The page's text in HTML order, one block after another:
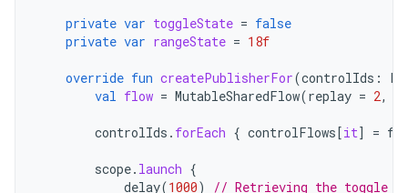
private var toggleState = false
private var rangeState = 18f
override fun createPublisherFor(controlIds :
val flow = MutableSharedFlow(replay = 2,
controlIds . forEach { controlFlows[it] =
scope. launch {
delay(1000)
// Retrieving the toggle